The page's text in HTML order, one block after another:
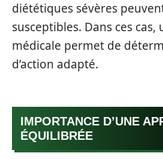
diététiques sévères
susceptibles. Dans ces
médicale permet de
d’action adapté.
IMPORTANCE D’UNE
ÉQUILIBRÉE